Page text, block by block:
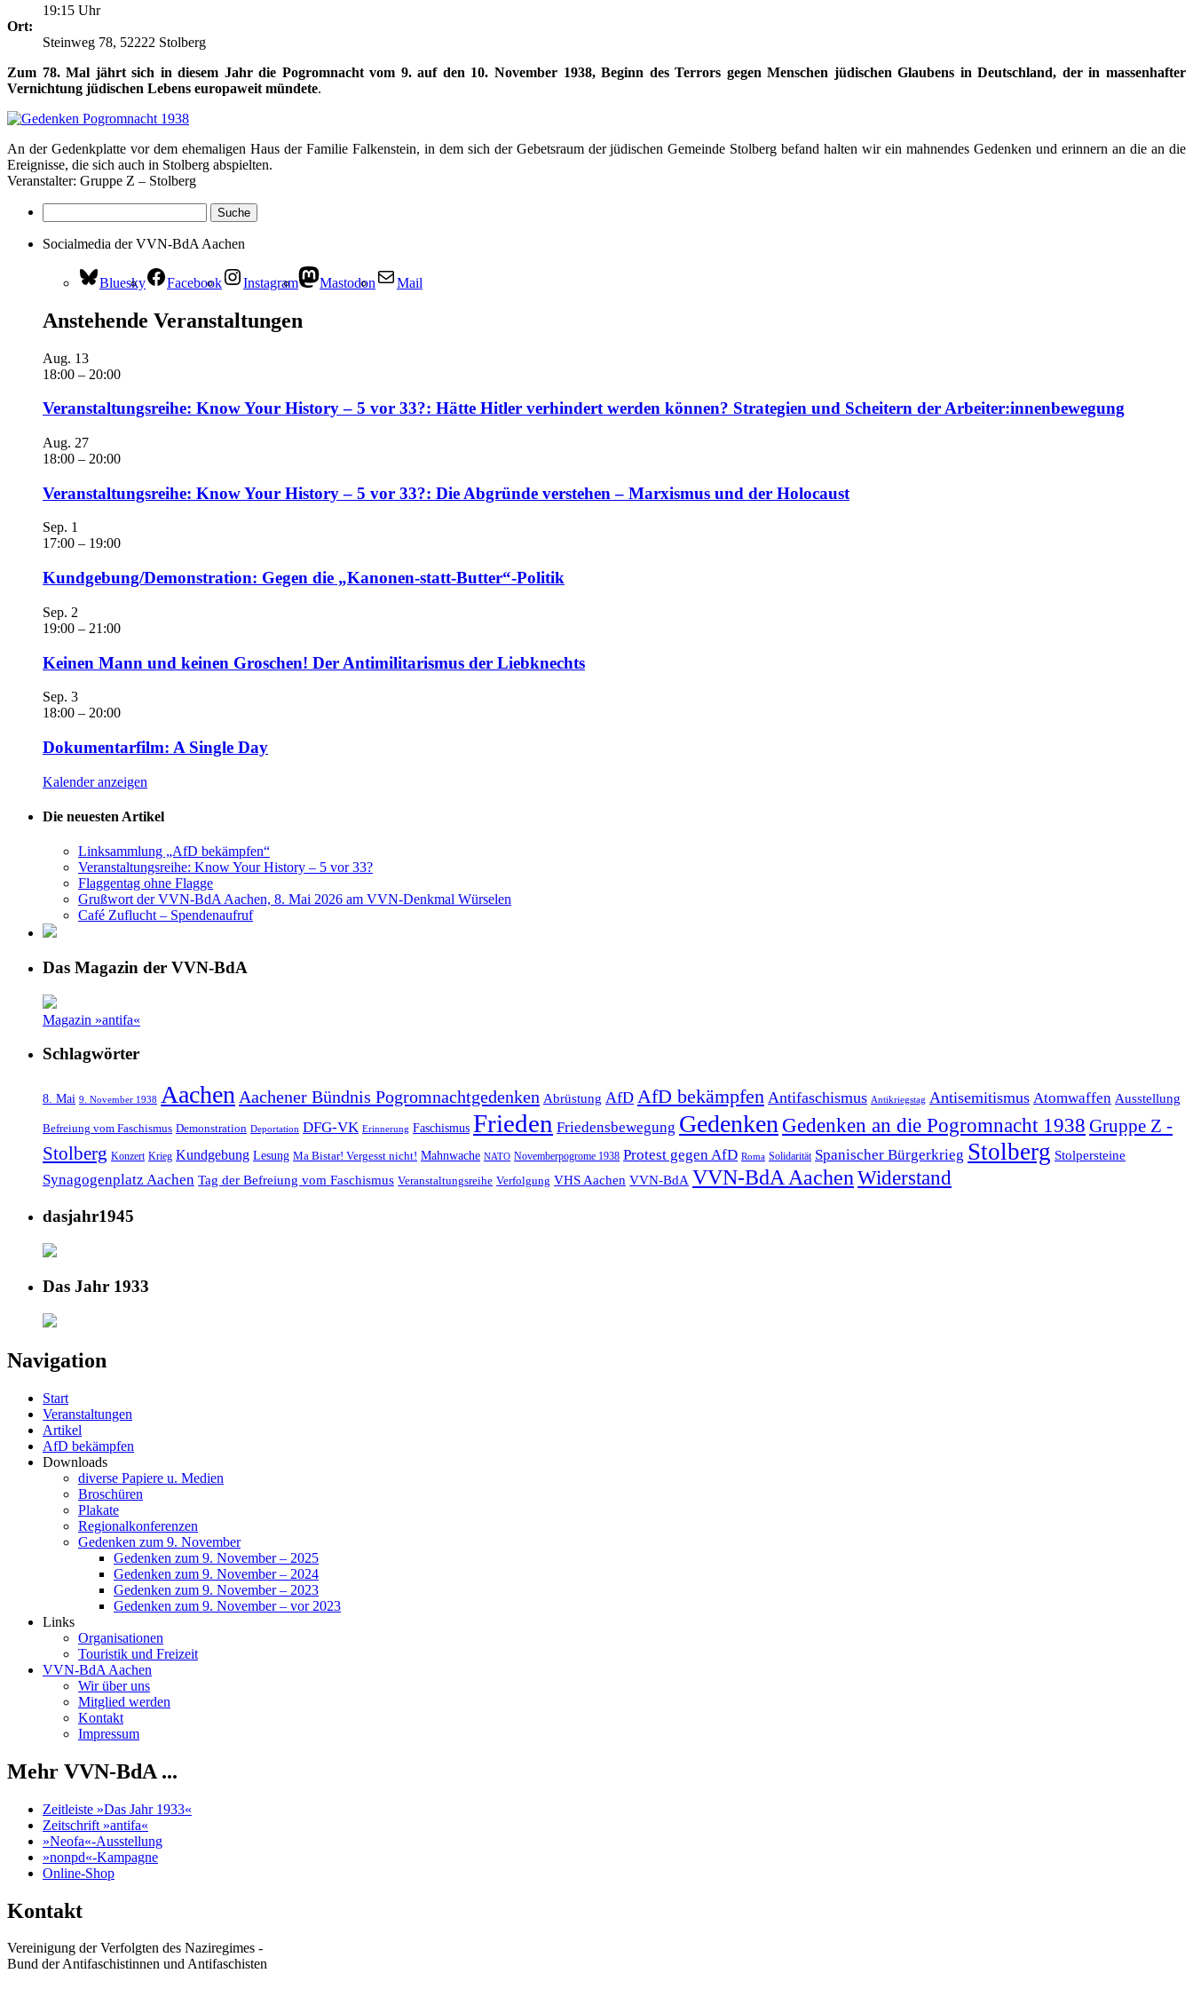
19:15 Uhr
Ort:
Steinweg 78, 52222 Stolberg
Zum 78. Mal jährt sich in diesem Jahr die Pogromnacht vom 9. auf den 10. November 1938, Beginn des Terrors gegen Menschen jüdischen Glaubens in Deutschland, der in massenhafter
Vernichtung jüdischen Lebens europaweit mündete.
An der Gedenkplatte vor dem ehemaligen Haus der Familie Falkenstein, in dem sich der Gebetsraum der jüdischen Gemeinde Stolberg befand halten wir ein mahnendes Gedenken und erinnern an die an die
Ereignisse, die sich auch in Stolberg abspielten.
Veranstalter: Gruppe Z – Stolberg
Socialmedia der VVN-BdA Aachen
Bluesky Facebook Instagram Mastodon Mail
Anstehende Veranstaltungen
Aug. 13
18:00 – 20:00
Veranstaltungsreihe: Know Your History – 5 vor 33?: Hätte Hitler verhindert werden können? Strategien und Scheitern der Arbeiter:innenbewegung
Aug. 27
18:00 – 20:00
Veranstaltungsreihe: Know Your History – 5 vor 33?: Die Abgründe verstehen – Marxismus und der Holocaust
Sep. 1
17:00 – 19:00
Kundgebung/Demonstration: Gegen die „Kanonen-statt-Butter“-Politik
Sep. 2
19:00 – 21:00
Keinen Mann und keinen Groschen! Der Antimilitarismus der Liebknechts
Sep. 3
18:00 – 20:00
Dokumentarfilm: A Single Day
Kalender anzeigen
Die neuesten Artikel
Linksammlung „AfD bekämpfen“
Veranstaltungsreihe: Know Your History – 5 vor 33?
Flaggentag ohne Flagge
Grußwort der VVN-BdA Aachen, 8. Mai 2026 am VVN-Denkmal Würselen
Café Zuflucht – Spendenaufruf
Das Magazin der VVN-BdA
Magazin »antifa«
Schlagwörter
8. Mai 9. November 1938 Aachen Aachener Bündnis Pogromnachtgedenken Abrüstung AfD AfD bekämpfen Antifaschismus Antikriegstag Antisemitismus Atomwaffen Ausstellung
Befreiung vom Faschismus Demonstration Deportation DFG-VK Erinnerung Faschismus Frieden Friedensbewegung Gedenken Gedenken an die Pogromnacht 1938 Gruppe Z -
Stolberg Konzert Krieg Kundgebung Lesung Ma Bistar! Vergesst nicht! Mahnwache NATO Novemberpogrome 1938 Protest gegen AfD Roma Solidarität Spanischer Bürgerkrieg Stolberg Stolpersteine
Synagogenplatz Aachen Tag der Befreiung vom Faschismus Veranstaltungsreihe Verfolgung VHS Aachen VVN-BdA VVN-BdA AachenWiderstand
dasjahr1945
Das Jahr 1933
Navigation
Start
Veranstaltungen
Artikel
AfD bekämpfen
Downloads
diverse Papiere u. Medien
Broschüren
Plakate
Regionalkonferenzen
Gedenken zum 9. November
Gedenken zum 9. November – 2025
Gedenken zum 9. November – 2024
Gedenken zum 9. November – 2023
Gedenken zum 9. November – vor 2023
Links
Organisationen
Touristik und Freizeit
VVN-BdA Aachen
Wir über uns
Mitglied werden
Kontakt
Impressum
Mehr VVN-BdA ...
Zeitleiste »Das Jahr 1933«
Zeitschrift »antifa«
»Neofa«-Ausstellung
»nonpd«-Kampagne
Online-Shop
Kontakt
Vereinigung der Verfolgten des Naziregimes -
Bund der Antifaschistinnen und Antifaschisten